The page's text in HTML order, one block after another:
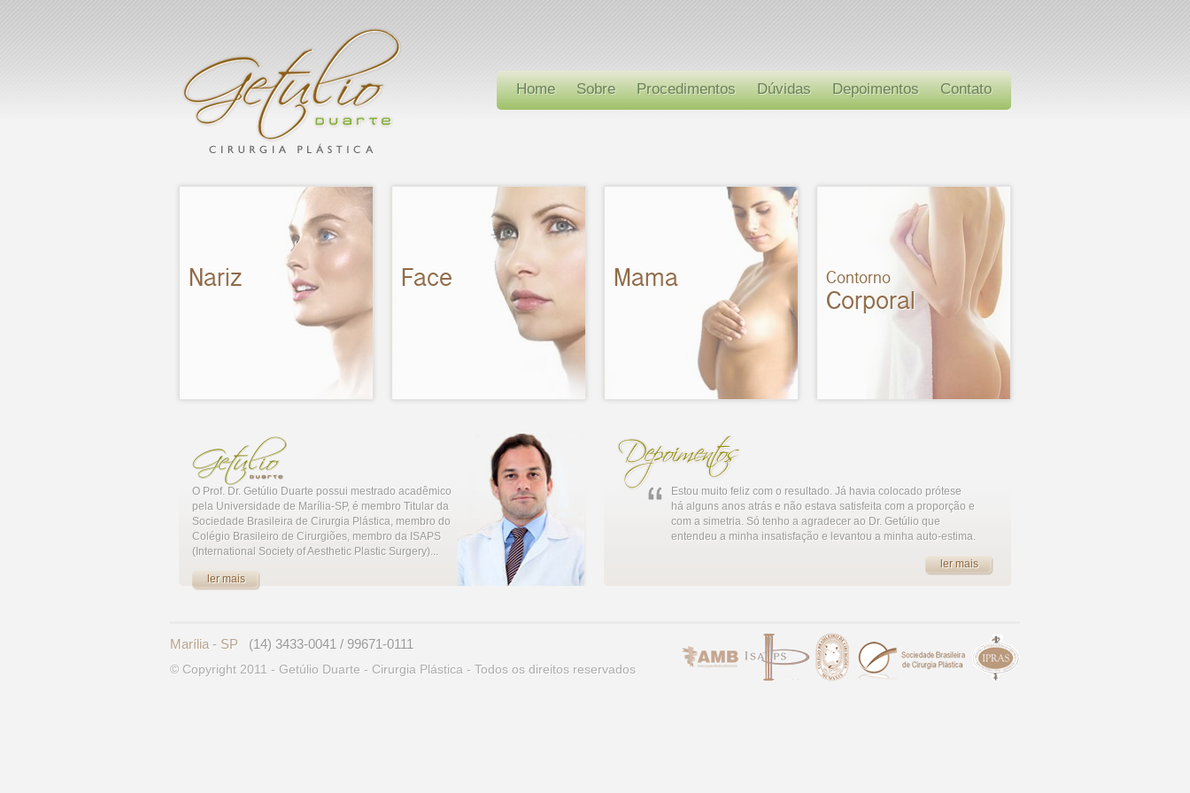
Home Sobre Procedimentos Dúvidas Depoimentos Contato
Nariz Face Mama Contorno
Corporal
O Prof. Dr. Getúlio Duarte possui mestrado acadêmico
pela Universidade de Marília-SP, é membro Titular da
Sociedade Brasileira de Cirurgia Plástica, membro do
Colégio Brasileiro de Cirurgiões, membro da ISAPS
(International Society of Aesthetic Plastic Surgery)...
ler mais
Estou muito feliz com o resultado. Já havia colocado prótese
há alguns anos atrás e não estava satisfeita com a proporção e
com a simetria. Só tenho a agradecer ao Dr. Getúlio que
entendeu a minha insatisfação e levantou a minha auto-estima.
ler mais
Marília - SP (14) 3433-0041 / 99671-0111
© Copyright 2011 - Getúlio Duarte - Cirurgia Plástica - Todos os direitos reservados